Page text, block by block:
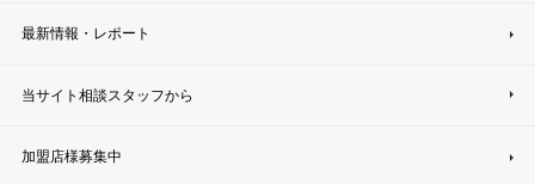
最新情報・レポート
当サイト相談スタッフから
加盟店様募集中